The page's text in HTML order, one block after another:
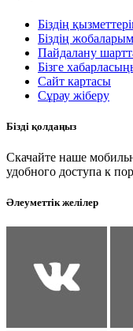
Біздің
Біздің
Пайдалану
Бізге
Сайт картасы
Сұрау жіберу
Бізді қолдаңыз
Скачайте наше
удобного доступа к
Әлеуметтік желілер